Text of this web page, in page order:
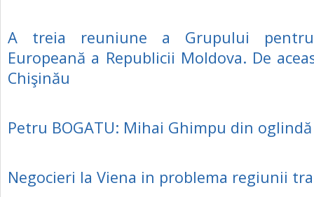
A treia reuniune a Grupului pentru
Europeană a Republicii Moldova. De
Chişinău
Petru BOGATU: Mihai Ghimpu din oglindă
Negocieri la Viena in problema regiunii